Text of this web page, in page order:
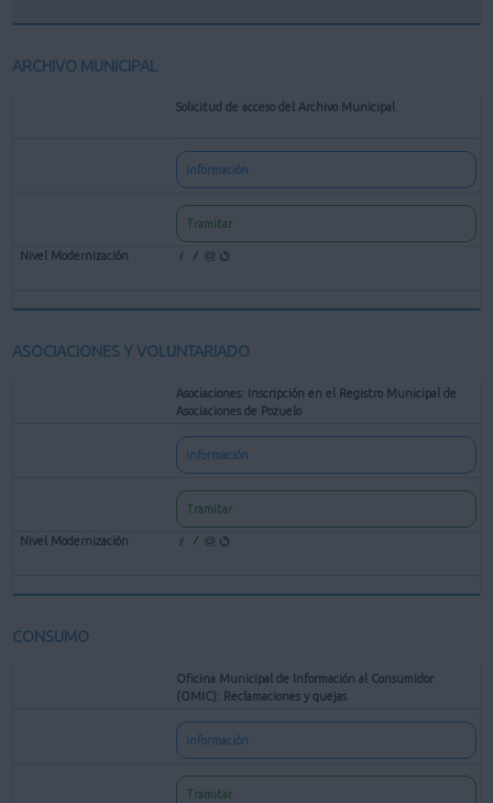
ARCHIVO MUNICIPAL
Solicitud de acceso del Archivo Municipal
Información
Tramitar
ASOCIACIONES Y VOLUNTARIADO
Asociaciones: Inscripción en el Registro Municipal de
Asociaciones de Pozuelo
Información
Tramitar
CONSUMO
Oficina Municipal de Información al Consumidor
(OMIC): Reclamaciones y quejas
Información
Tramitar